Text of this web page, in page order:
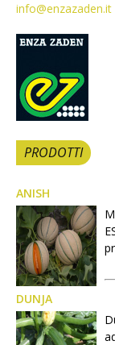
info@enzazaden.it
PRODOTTI
ANISH
DUNJA